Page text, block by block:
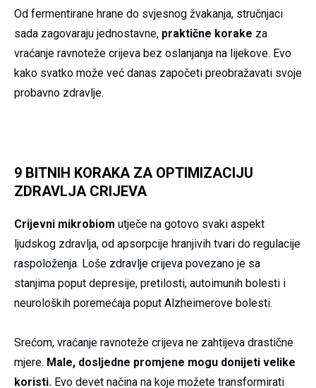
Od fermentirane hrane do svjesnog žvakanja, stručnjaci
sada zagovaraju jednostavne, praktične korake za
vraćanje ravnoteže crijeva bez oslanjanja na lijekove. Evo
kako svatko može već danas započeti preobražavati svoje
probavno zdravlje.
9 BITNIH KORAKA ZA OPTIMIZACIJU
ZDRAVLJA CRIJEVA
Crijevni mikrobiom utječe na gotovo svaki aspekt
ljudskog zdravlja, od apsorpcije hranjivih tvari do regulacije
raspoloženja. Loše zdravlje crijeva povezano je sa
stanjima poput depresije, pretilosti, autoimunih bolesti i
neuroloških poremećaja poput Alzheimerove bolesti.
Srećom, vraćanje ravnoteže crijeva ne zahtijeva drastične
mjere. Male, dosljedne promjene mogu donijeti velike
koristi. Evo devet načina na koje možete transformirati